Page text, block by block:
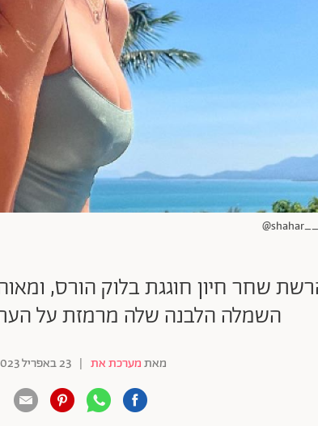
שחר חיון חוגגת בלוק הורס,
השמלה הלבנה שלה מרמזת על
מאתמערכת את | 23 באפריל 2023